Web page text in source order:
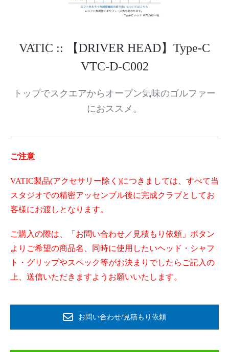
VATIC :: 【DRIVER HEAD】Type-C
VTC-D-C002
トップでスクエアからオープン気味のゴルファー
におススメ。
ご注意
VATIC製品(アクセサリー除く)につきましては、すべて当
スタジオでの精密アッセンブル後に完成クラブとしてお
客様にお渡しとなります。
ご購入の際は、「お問い合わせ／見積もり依頼」ボタン
よりご希望の商品名、同時に使用したいヘッド・シャフ
ト・グリップやスペック等がお決まりでしたらご記入の
上、送信いただきますようお願いいたします。
お問い合わせ/見積もり依頼